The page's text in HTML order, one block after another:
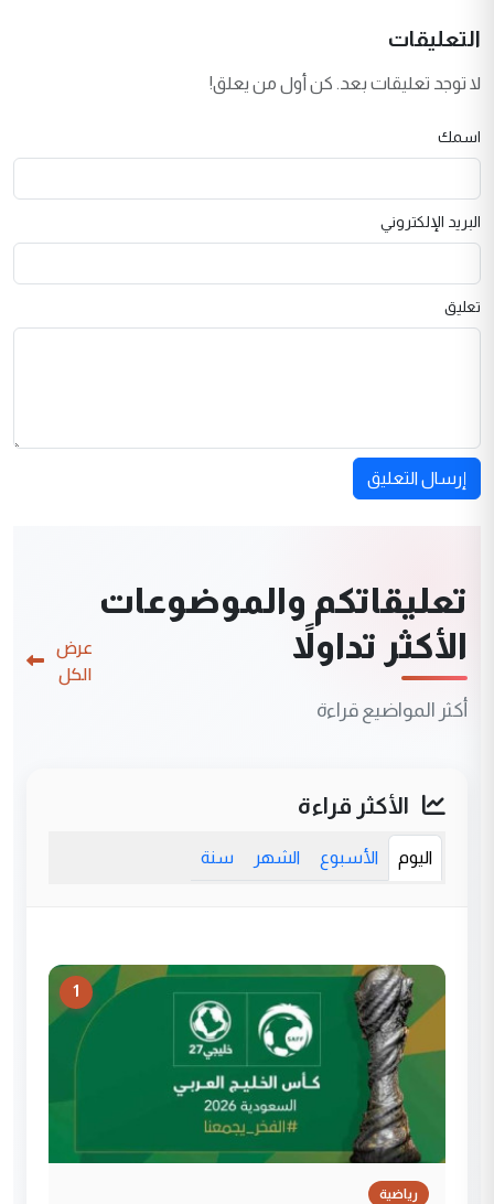
التعليقات
لا توجد تعليقات بعد. كن أول من يعلق!
اسمك
البريد الإلكتروني
تعليق
إرسال التعليق
تعليقاتكم والموضوعات
الأكثر تداولاً
أكثر المواضيع قراءة
عرض
الكل
الأكثر قراءة
اليوم الأسبوع الشهر سنة
1
رياضية